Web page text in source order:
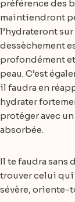
préférence des
maintiendront
l’hydrateront
dessèchement
profondément
peau. C’est
il faudra en
hydrater
protéger avec
absorbée.
Il te faudra sans
trouver celui qui
sévère, oriente-